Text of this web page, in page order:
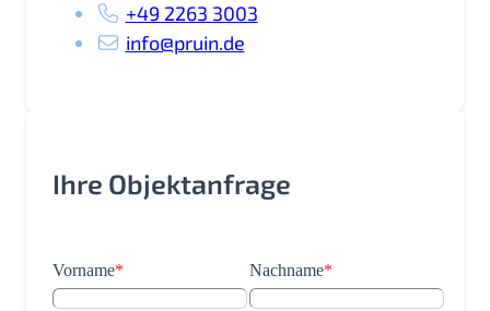
+49 2263 3003
info@pruin.de
Ihre Objektanfrage
Vorname* Nachname*